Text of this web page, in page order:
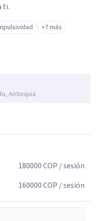
ti.
+7 más
Antioquia
180000COP / sesión
160000COP / sesión